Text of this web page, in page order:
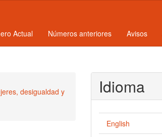
Actual Números anteriores Avisos
desigualdad y
Idioma
English